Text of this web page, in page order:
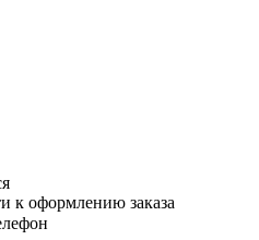
к оформлению заказа